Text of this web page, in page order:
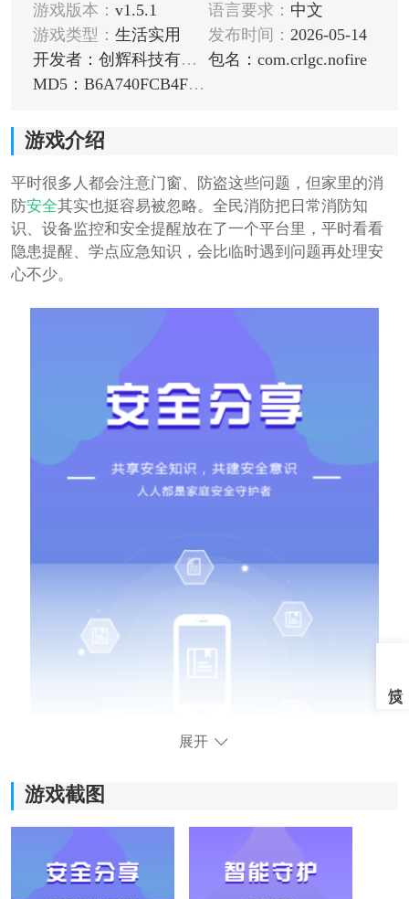
游戏版本： v1.5.1 语言要求： 中文
游戏类型： 生活实用 发布时间： 2026-05-14
开发者：创辉科技有限公司
包名：com.crlgc.nofire
MD5：B6A740FCB4FD07C614C0640C70D3CE46
游戏介绍
平时很多人都会注意门窗、防盗这些问题，但家里的消
防安全其实也挺容易被忽略。全民消防把日常消防知
识、设备监控和安全提醒放在了一个平台里，平时看看
隐患提醒、学点应急知识，会比临时遇到问题再处理安
心不少。
展开
游戏截图